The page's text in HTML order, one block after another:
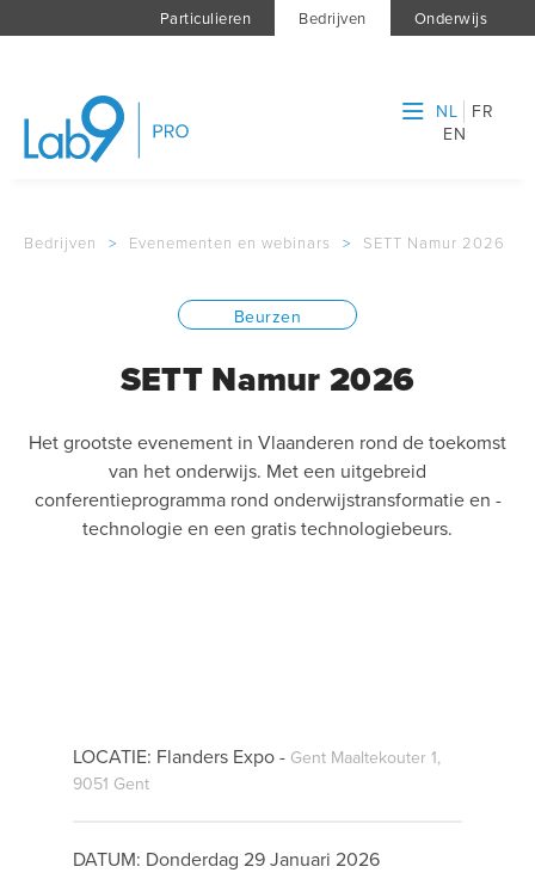
Particulieren Bedrijven Onderwijs
NL
FR
EN
Bedrijven > Evenementen en webinars > SETT Namur 2026
Beurzen
SETT Namur 2026
Het grootste evenement in Vlaanderen rond de toekomst
van het onderwijs. Met een uitgebreid
conferentieprogramma rond onderwijstransformatie en -
technologie en een gratis technologiebeurs.
LOCATIE: Flanders Expo - Gent Maaltekouter 1,
9051 Gent
DATUM: Donderdag 29 Januari 2026